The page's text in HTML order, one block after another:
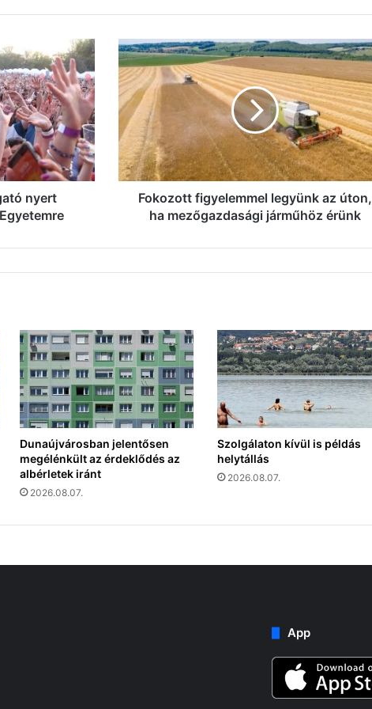
nyert
Fokozott
figyelemmel
legyünk
az
úton,
ha
mezőgazdasági
járműhöz
érünk
Fokozott figyelemmel legyünk az úton,
ha mezőgazdasági járműhöz érünk
Dunaújvárosban jelentősen
megélénkült az érdeklődés az
albérletek iránt
2026.08.07.
Szolgálaton kívül is példás
helytállás
2026.08.07.
App